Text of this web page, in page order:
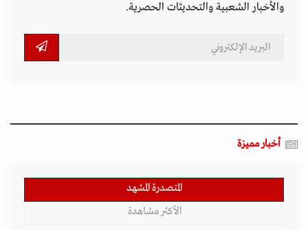
والأخبار الشعبية والتحديثات الحصرية.
أخبار مميزة
المتصدرة المشهد
الأكثر مشاهدة